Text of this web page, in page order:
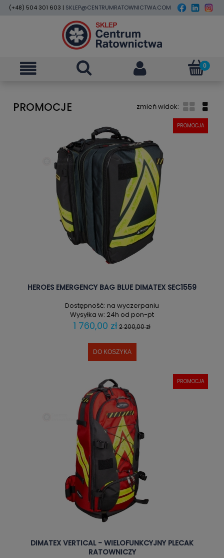
(+48) 504 301 603 | SKLEP@CENTRUMRATOWNICTWA.COM
PROMOCJE
HEROES EMERGENCY BAG BLUE DIMATEX SEC1559
Dostępność: na wyczerpaniu
Wysyłka w: 24h od pon-pt
1 760,00 zł2 200,00 zł
DO KOSZYKA
PROMOCJA
DIMATEX VERTICAL - WIELOFUNKCYJNY PLECAK
RATOWNICZY
PROMOCJA